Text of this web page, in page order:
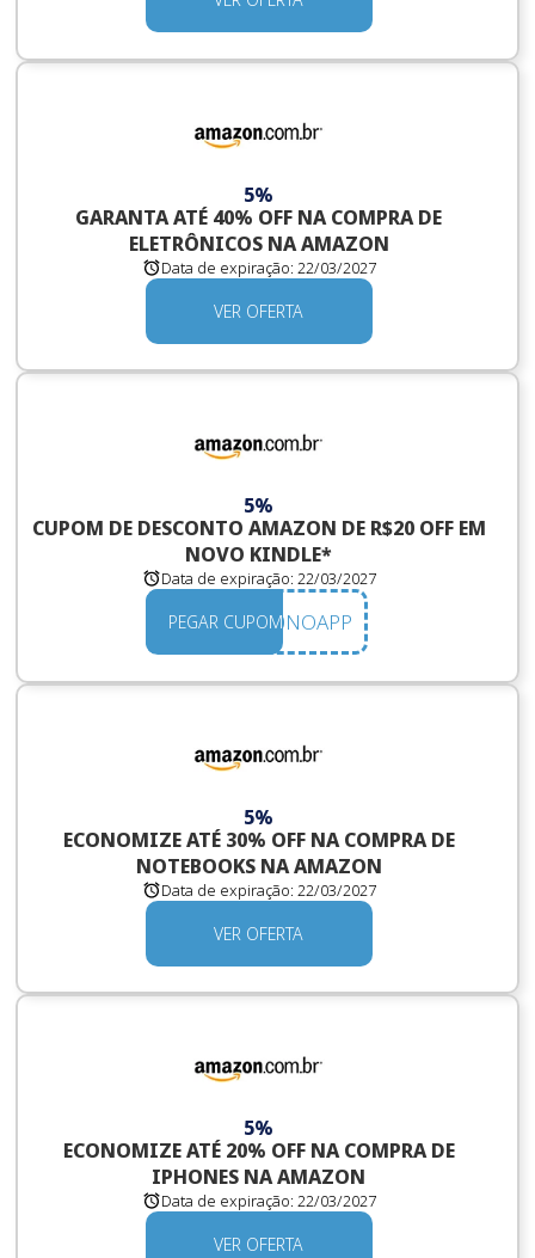
5%
GARANTA ATÉ 40% OFF NA COMPRA DE
ELETRÔNICOS NA AMAZON
Data de expiração: 22/03/2027
VER OFERTA
5%
CUPOM DE DESCONTO AMAZON DE R$20 OFF EM
NOVO KINDLE*
Data de expiração: 22/03/2027
PEGAR CUPOM20NOAPP
5%
ECONOMIZE ATÉ 30% OFF NA COMPRA DE
NOTEBOOKS NA AMAZON
Data de expiração: 22/03/2027
VER OFERTA
5%
ECONOMIZE ATÉ 20% OFF NA COMPRA DE
IPHONES NA AMAZON
Data de expiração: 22/03/2027
VER OFERTA